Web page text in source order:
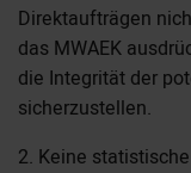
Direktaufträgen
das MWAEK
die Integrität der
sicherzustellen.
2. Keine